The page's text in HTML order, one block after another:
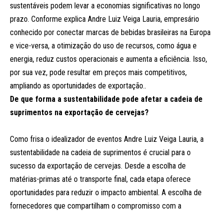
sustentáveis podem levar a economias significativas no longo
prazo. Conforme explica Andre Luiz Veiga Lauria, empresário
conhecido por conectar marcas de bebidas brasileiras na Europa
e vice-versa, a otimização do uso de recursos, como água e
energia, reduz custos operacionais e aumenta a eficiência. Isso,
por sua vez, pode resultar em preços mais competitivos,
ampliando as oportunidades de exportação..
De que forma a sustentabilidade pode afetar a cadeia de
suprimentos na exportação de cervejas?
Como frisa o idealizador de eventos Andre Luiz Veiga Lauria, a
sustentabilidade na cadeia de suprimentos é crucial para o
sucesso da exportação de cervejas. Desde a escolha de
matérias-primas até o transporte final, cada etapa oferece
oportunidades para reduzir o impacto ambiental. A escolha de
fornecedores que compartilham o compromisso com a